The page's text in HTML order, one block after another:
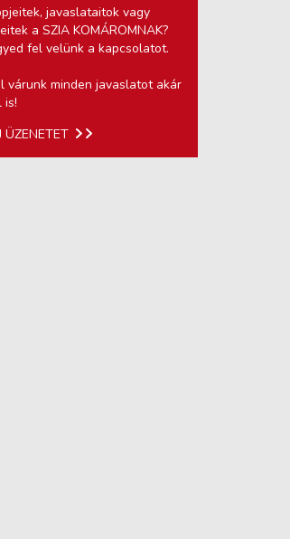
javaslataitok vagy
a SZIA KOMÁROMNAK?
fel velünk a kapcsolatot.
várunk minden javaslatot akár
is!
ÜZENETET